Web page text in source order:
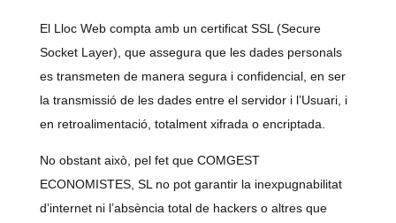
El Lloc Web compta amb un certificat SSL (Secure
Socket Layer), que assegura que les dades personals
es transmeten de manera segura i confidencial, en ser
la transmissió de les dades entre el servidor i l’Usuari, i
en retroalimentació, totalment xifrada o encriptada.
No obstant això, pel fet que COMGEST
ECONOMISTES, SL no pot garantir la inexpugnabilitat
d’internet ni l’absència total de hackers o altres que